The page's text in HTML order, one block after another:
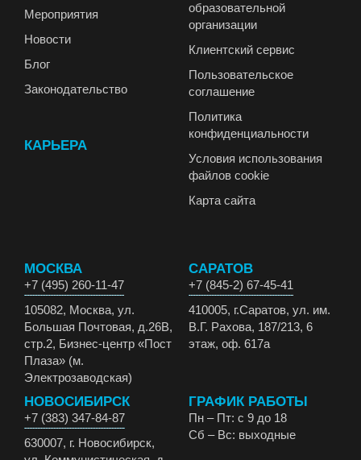
Мероприятия
Новости
Блог
Законодательство
КАРЬЕРА
образовательной
организации
Клиентский сервис
Пользовательское
соглашение
Политика
конфиденциальности
Условия использования
файлов cookie
Карта сайта
МОСКВА
+7 (495) 260-11-47
105082, Москва, ул.
Большая Почтовая, д.26В,
стр.2, Бизнес-центр «Пост
Плаза» (м.
Электрозаводская)
САРАТОВ
+7 (845-2) 67-45-41
410005, г.Саратов, ул. им.
В.Г. Рахова, 187/213, 6
этаж, оф. 617а
НОВОСИБИРСК
+7 (383) 347-84-87
630007, г. Новосибирск,
ГРАФИК РАБОТЫ
Пн – Пт: с 9 до 18
Сб – Вс: выходные